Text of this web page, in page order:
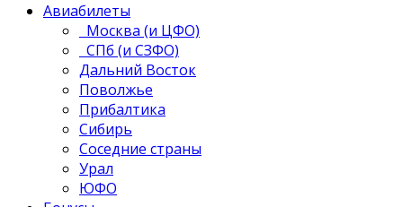
Авиабилеты
Москва (и ЦФО)
СПб (и СЗФО)
Дальний Восток
Поволжье
Прибалтика
Сибирь
Соседние страны
Урал
ЮФО